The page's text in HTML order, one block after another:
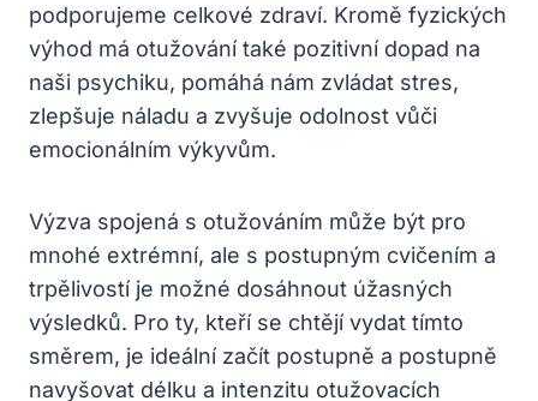
podporujeme celkové zdraví. Kromě fyzických
výhod má otužování také pozitivní dopad na
naši psychiku, pomáhá nám zvládat stres,
zlepšuje náladu a zvyšuje odolnost vůči
emocionálním výkyvům.
Výzva spojená s otužováním může být pro
mnohé extrémní, ale s postupným cvičením a
trpělivostí je možné dosáhnout úžasných
výsledků. Pro ty, kteří se chtějí vydat tímto
směrem, je ideální začít postupně a postupně
navyšovat délku a intenzitu otužovacích